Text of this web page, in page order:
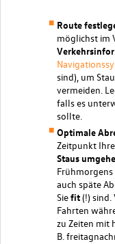
Route
möglichst im
sind), um
vermeiden.
falls es
sollte.
Optimale
Zeitpunkt
Staus
auch späte
Siefit(!) sind.
Fahrten
zu Zeiten mit
B.